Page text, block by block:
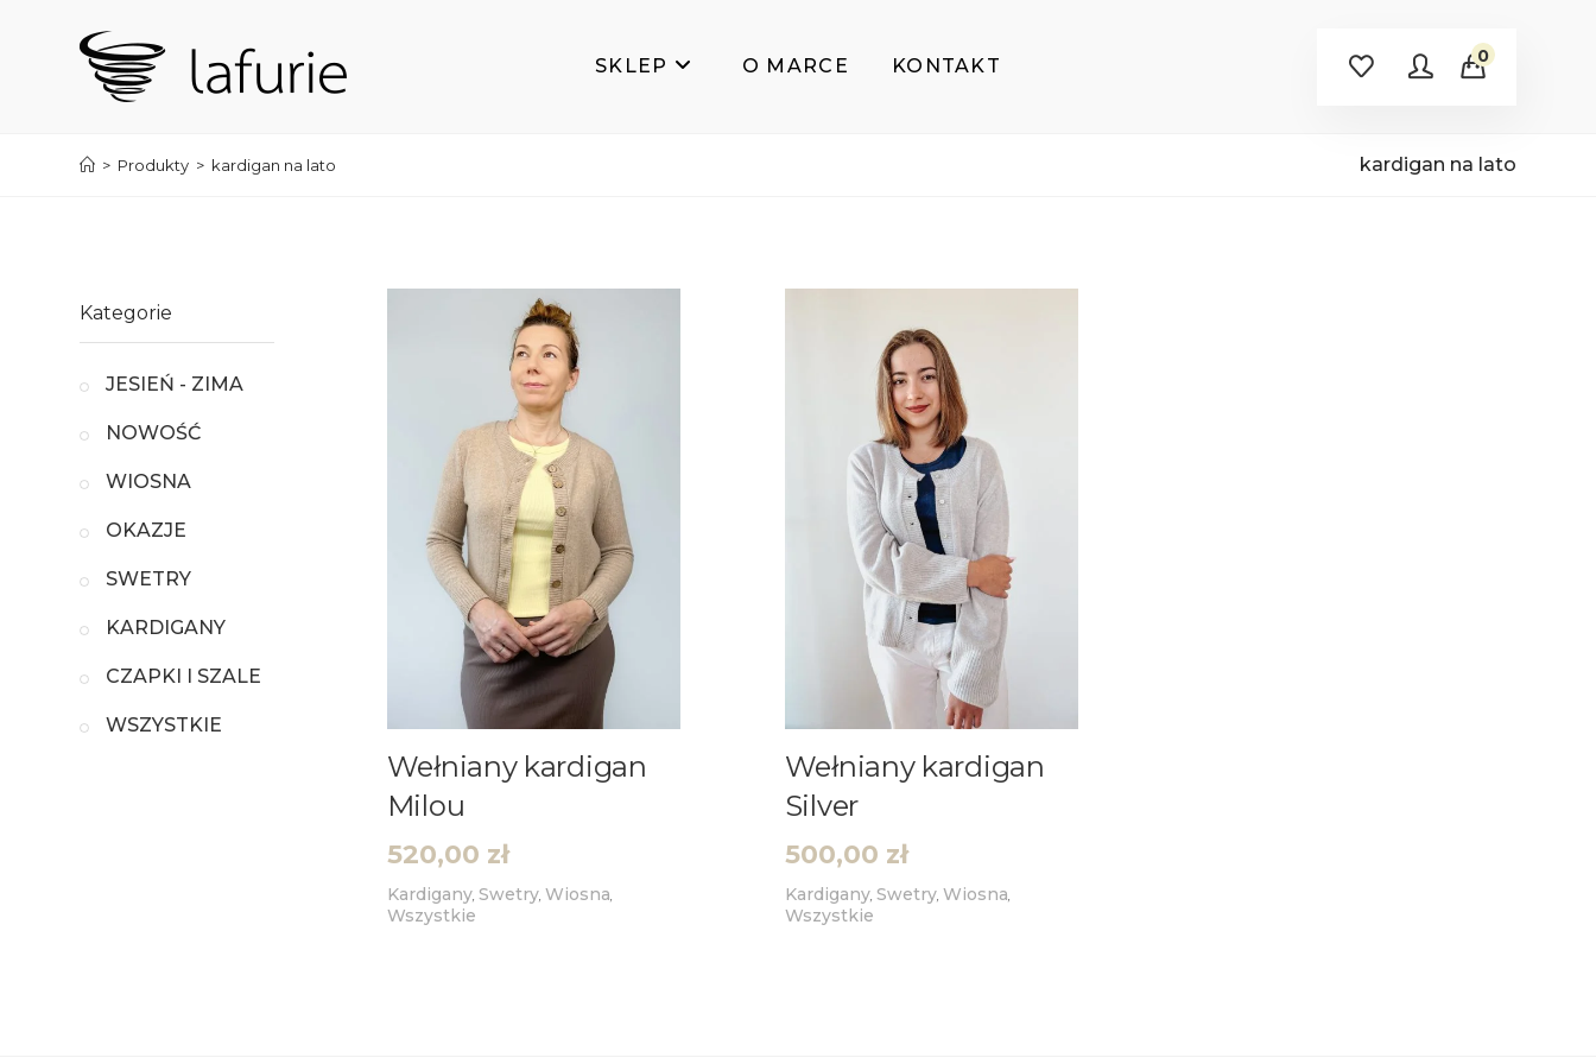
0
SKLEP O MARCE KONTAKT
kardigan na lato
> Produkty > kardigan na lato
Wełniany kardigan
Milou
520,00 zł
Kardigany, Swetry, Wiosna
Wszystkie
Wełniany kardigan
Silver
500,00 zł
Kardigany, Swetry, Wiosna
Wszystkie
Kategorie
JESIEŃ - ZIMA
NOWOŚĆ
WIOSNA
OKAZJE
SWETRY
KARDIGANY
CZAPKI I SZALE
WSZYSTKIE